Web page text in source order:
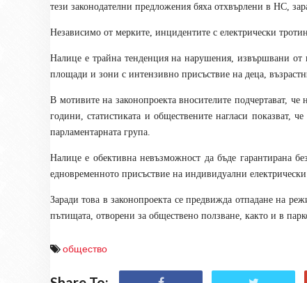
тези законодателни предложения бяха отхвърлени в НС,
Независимо от мерките, инцидентите с електрически
Налице е трайна тенденция на нарушения, извършвани от
площади и зони с интензивно присъствие на деца,
В мотивите на законопроекта вносителите подчертават,
години, статистиката и обществените нагласи показват,
парламентарната група
Налице е обективна невъзможност да бъде гарантирана
едновременното присъствие на индивидуални
Заради това в законопроекта се предвижда отпадане на
пътищата, отворени за обществено ползване, както и в
общество